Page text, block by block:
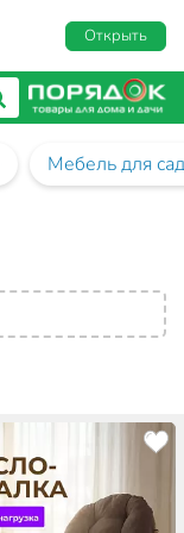
Открыть
Мебель для